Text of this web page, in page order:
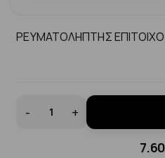
ΡΕΥΜΑΤΟΛΗΠΤΗΣ
- +